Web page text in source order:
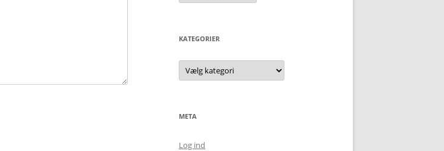
KATEGORIER
Kategorier
META
Log ind